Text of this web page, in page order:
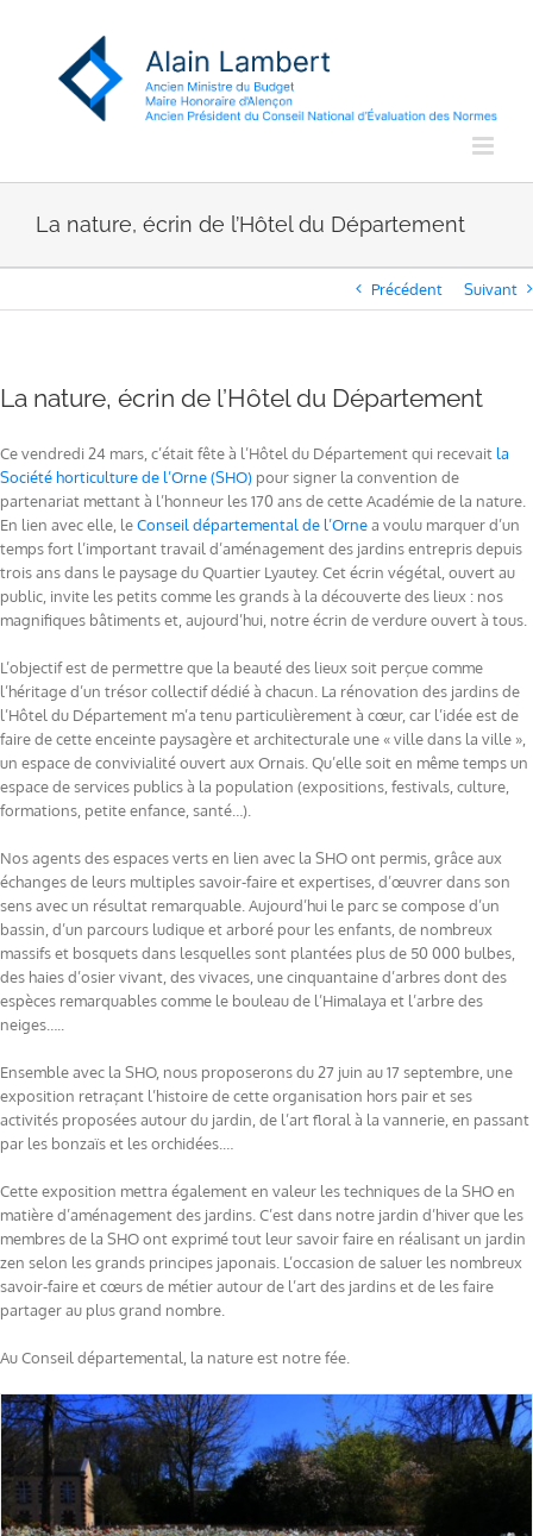
La nature, écrin de l’Hôtel du Département
Précédent Suivant
La nature, écrin de l’Hôtel du Département
Ce vendredi 24 mars, c’était fête à l’Hôtel du Département qui recevait la
Société horticulture de l’Orne (SHO) pour signer la convention de
partenariat mettant à l’honneur les 170 ans de cette Académie de la nature.
En lien avec elle, leConseil départemental de l’Ornea voulu marquer d’un
temps fort l’important travail d’aménagement des jardins entrepris depuis
trois ans dans le paysage du Quartier Lyautey. Cet écrin végétal, ouvert au
public, invite les petits comme les grands à la découverte des lieux : nos
magnifiques bâtiments et, aujourd’hui, notre écrin de verdure ouvert à tous.
L’objectif est de permettre que la beauté des lieux soit perçue comme
l’héritage d’un trésor collectif dédié à chacun. La rénovation des jardins de
l’Hôtel du Département m’a tenu particulièrement à cœur, car l’idée est de
faire de cette enceinte paysagère et architecturale une « ville dans la ville »,
un espace de convivialité ouvert aux Ornais. Qu’elle soit en même temps un
espace de services publics à la population (expositions, festivals, culture,
formations, petite enfance, santé…).
Nos agents des espaces verts en lien avec la SHO ont permis, grâce aux
échanges de leurs multiples savoir-faire et expertises, d’œuvrer dans son
sens avec un résultat remarquable. Aujourd’hui le parc se compose d’un
bassin, d’un parcours ludique et arboré pour les enfants, de nombreux
massifs et bosquets dans lesquelles sont plantées plus de 50 000 bulbes,
des haies d’osier vivant, des vivaces, une cinquantaine d’arbres dont des
espèces remarquables comme le bouleau de l’Himalaya et l’arbre des
neiges…..
Ensemble avec la SHO, nous proposerons du 27 juin au 17 septembre, une
exposition retraçant l’histoire de cette organisation hors pair et ses
activités proposées autour du jardin, de l’art floral à la vannerie, en passant
par les bonzaïs et les orchidées.…
Cette exposition mettra également en valeur les techniques de la SHO en
matière d’aménagement des jardins. C’est dans notre jardin d’hiver que les
membres de la SHO ont exprimé tout leur savoir faire en réalisant un jardin
zen selon les grands principes japonais. L’occasion de saluer les nombreux
savoir-faire et cœurs de métier autour de l’art des jardins et de les faire
partager au plus grand nombre.
Au Conseil départemental, la nature est notre fée.